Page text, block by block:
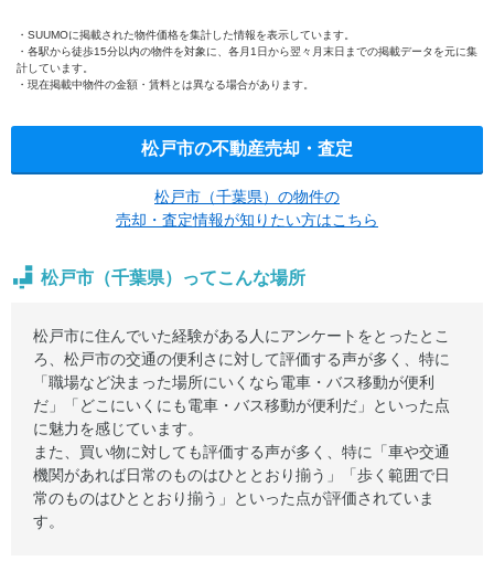
SUUMOに掲載された物件価格を集計した情報を表示しています。
各駅から徒歩15分以内の物件を対象に、各月1日から翌々月末日までの掲載データを元に集
計しています。
現在掲載中物件の金額・賃料とは異なる場合があります。
松戸市の不動産売却・査定
松戸市（千葉県）の物件の
売却・査定情報が知りたい方はこちら
松戸市（千葉県）ってこんな場所
松戸市に住んでいた経験がある人にアンケートをとったとこ
ろ、松戸市の交通の便利さに対して評価する声が多く、特に
「職場など決まった場所にいくなら電車・バス移動が便利
だ」「どこにいくにも電車・バス移動が便利だ」といった点
に魅力を感じています。
また、買い物に対しても評価する声が多く、特に「車や交通
機関があれば日常のものはひととおり揃う」「歩く範囲で日
常のものはひととおり揃う」といった点が評価されていま
す。